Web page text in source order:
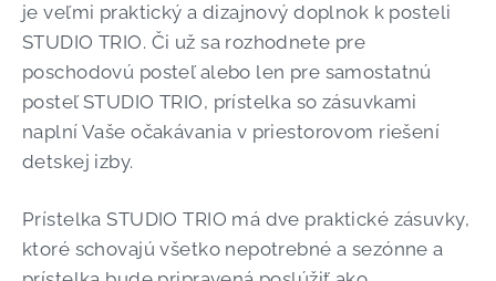
je veľmi praktický a dizajnový doplnok k posteli
STUDIO TRIO. Či už sa rozhodnete pre
poschodovú posteľ alebo len pre samostatnú
posteľ STUDIO TRIO, prístelka so zásuvkami
naplní Vaše očakávania v priestorovom riešení
detskej izby.
Prístelka STUDIO TRIO má dve praktické zásuvky,
ktoré schovajú všetko nepotrebné a sezónne a